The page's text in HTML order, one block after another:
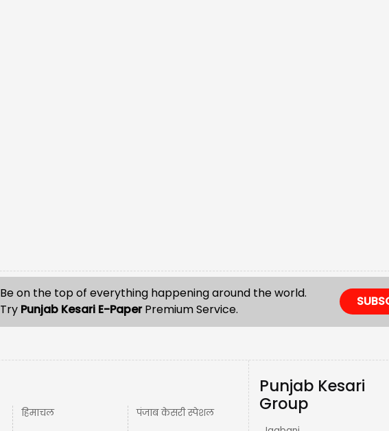
Be on the top of everything happening around the world.
Try Punjab Kesari E-PaperPremium Service.
हिमाचल पंजाब केसरी स्पेशल
Punjab Kesari
Group